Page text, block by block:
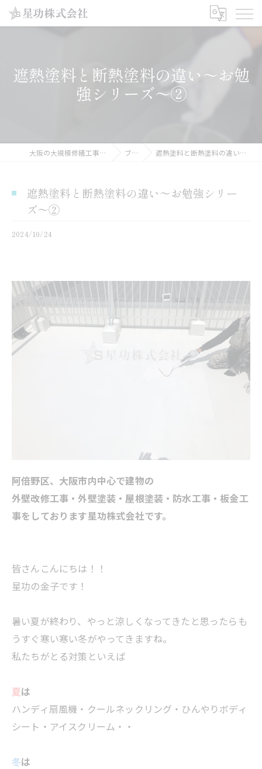
遮熱塗料と断熱塗料の違い～お勉
強シリーズ～②
大阪の大規模修繕工事なら星功株式会社 ブログ 遮熱塗料と断熱塗料の違い～お勉強シリーズ～②
遮熱塗料と断熱塗料の違い～お勉強シリー
ズ～②
2024/10/24
阿倍野区、大阪市内中心で建物の
外壁改修工事・外壁塗装・屋根塗装・防水工事・板金工
事をしております星功株式会社です。
皆さんこんにちは！！
星功の金子です！
暑い夏が終わり、やっと涼しくなってきたと思ったらも
うすぐ寒い寒い冬がやってきますね。
私たちがとる対策といえば
夏は
ハンディ扇風機・クールネックリング・ひんやりボディ
シート・アイスクリーム・・
冬は